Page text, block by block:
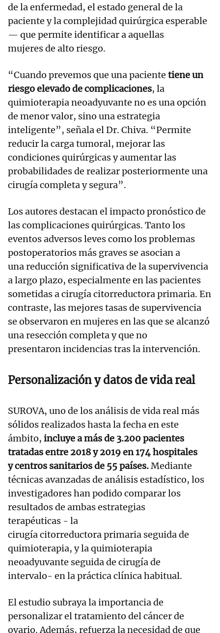
de la enfermedad, el estado general de la
paciente y la complejidad quirúrgica esperable
— que permite identificar a aquellas
mujeres de alto riesgo.
“Cuando prevemos que una paciente tiene un
riesgo elevado de complicaciones, la
quimioterapia neoadyuvante no es una opción
de menor valor, sino una estrategia
inteligente”, señala el Dr. Chiva. “Permite
reducir la carga tumoral, mejorar las
condiciones quirúrgicas y aumentar las
probabilidades de realizar posteriormente una
cirugía completa y segura”.
Los autores destacan el impacto pronóstico de
las complicaciones quirúrgicas. Tanto los
eventos adversos leves como los problemas
postoperatorios más graves se asocian a
una reducción significativa de la supervivencia
a largo plazo, especialmente en las pacientes
sometidas a cirugía citorreductora primaria. En
contraste, las mejores tasas de supervivencia
se observaron en mujeres en las que se alcanzó
una resección completa y que no
presentaron incidencias tras la intervención.
Personalización y datos de vida real
SUROVA, uno de los análisis de vida real más
sólidos realizados hasta la fecha en este
ámbito, incluye a más de 3.200 pacientes
tratadas entre 2018 y 2019 en 174 hospitales
y centros sanitarios de 55 países.Mediante
técnicas avanzadas de análisis estadístico, los
investigadores han podido comparar los
resultados de ambas estrategias
terapéuticas - la
cirugía citorreductora primaria seguida de
quimioterapia, y la quimioterapia
neoadyuvante seguida de cirugía de
intervalo- en la práctica clínica habitual.
El estudio subraya la importancia de
personalizar el tratamiento del cáncer de
ovario. Además, refuerza la necesidad de que